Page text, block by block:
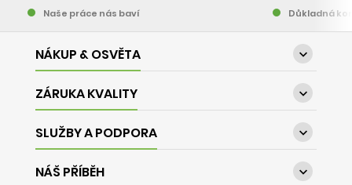
Naše práce nás baví
Důkladná
NÁKUP & OSVĚTA 
ZÁRUKA KVALITY 
SLUŽBY A PODPORA 
NÁŠ PŘÍBĚH 